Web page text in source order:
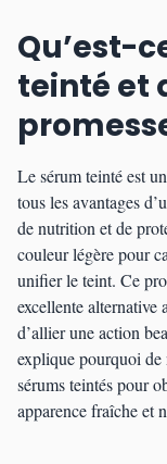
Qu’est-
teinté et
Le sérum teinté est
tous les avantages
de nutrition et de
couleur légère pour
unifier le teint. Ce
excellente
d’allier une action
explique pourquoi de
sérums teintés pour
apparence fraîche et